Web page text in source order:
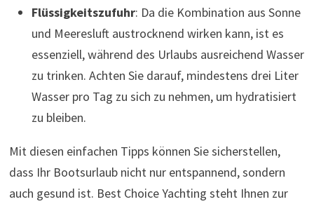
Flüssigkeitszufuhr: Da die Kombination aus Sonne
und Meeresluft austrocknend wirken kann, ist es
essenziell, während des Urlaubs ausreichend Wasser
zu trinken. Achten Sie darauf, mindestens drei Liter
Wasser pro Tag zu sich zu nehmen, um hydratisiert
zu bleiben.
Mit diesen einfachen Tipps können Sie sicherstellen,
dass Ihr Bootsurlaub nicht nur entspannend, sondern
auch gesund ist. Best Choice Yachting steht Ihnen zur